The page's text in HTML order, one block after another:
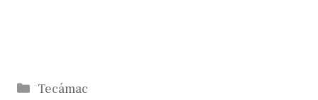
Categorías
Tecámac